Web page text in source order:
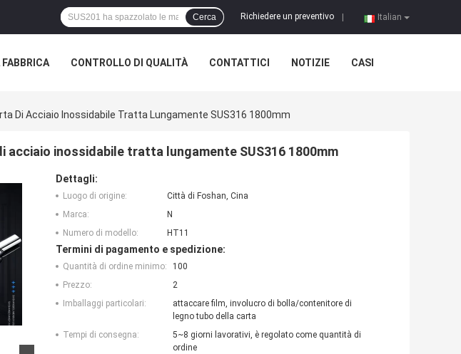
Italian
Richiedere un preventivo
Cerca
FABBRICA CONTROLLO DI QUALITÀ CONTATTICI NOTIZIE CASI
Di Acciaio Inossidabile Tratta Lungamente SUS316 1800mm
inossidabile tratta lungamente SUS316 1800mm
Dettagli:
Luogo di origine:
Città di Foshan, Cina
Marca:
N
Numero di modello:
HT11
Termini di pagamento e spedizione:
Quantità di ordine minimo:
100
Prezzo:
2
Imballaggi particolari:
attaccare film, involucro di bolla/contenitore di
legno tubo della carta
Tempi di consegna:
5~8 giorni lavorativi, è regolato come quantità di
ordine